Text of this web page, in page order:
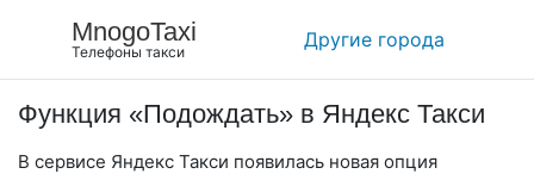
MnogoTaxi
Телефоны такси
Другие города
Функция «Подождать» в Яндекс Такси
В сервисе Яндекс Такси появилась новая опция